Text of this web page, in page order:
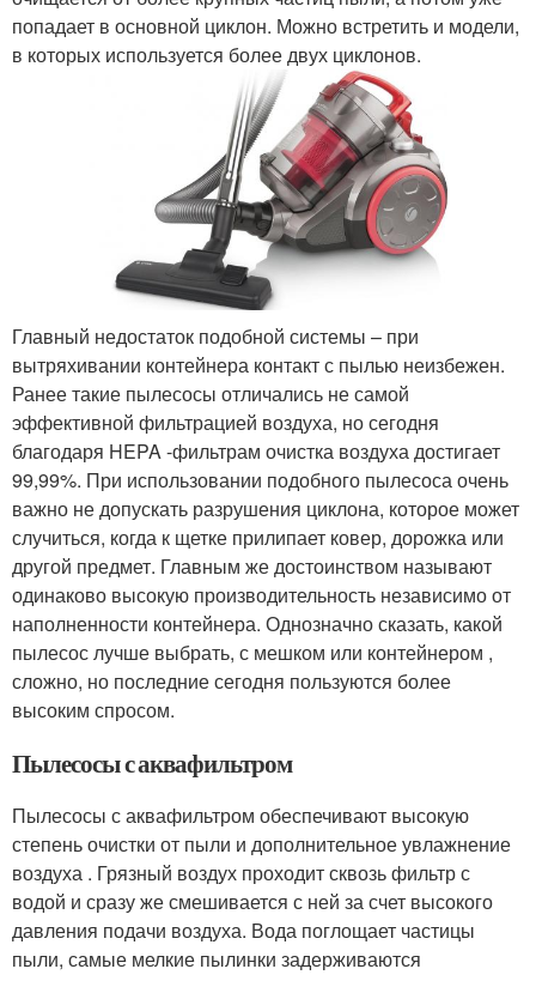
попадает в основной циклон. Можно встретить и модели,
в которых используется более двух циклонов.
Главный недостаток подобной системы – при
вытряхивании контейнера контакт с пылью неизбежен.
Ранее такие пылесосы отличались не самой
эффективной фильтрацией воздуха, но сегодня
благодаря HEPA -фильтрам очистка воздуха достигает
99,99%. При использовании подобного пылесоса очень
важно не допускать разрушения циклона, которое может
случиться, когда к щетке прилипает ковер, дорожка или
другой предмет. Главным же достоинством называют
одинаково высокую производительность независимо от
наполненности контейнера. Однозначно сказать, какой
пылесос лучше выбрать, с мешком или контейнером ,
сложно, но последние сегодня пользуются более
высоким спросом.
Пылесосы с аквафильтром
Пылесосы с аквафильтром обеспечивают высокую
степень очистки от пыли и дополнительное увлажнение
воздуха . Грязный воздух проходит сквозь фильтр с
водой и сразу же смешивается с ней за счет высокого
давления подачи воздуха. Вода поглощает частицы
пыли, самые мелкие пылинки задерживаются